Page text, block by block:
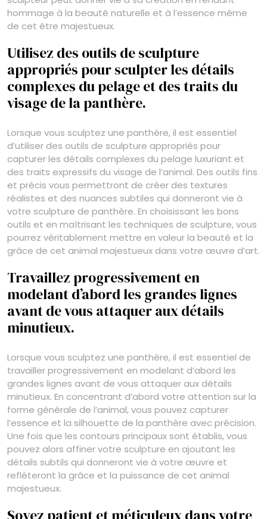
hommage à la beauté naturelle et à l’essence même
de cet être majestueux.
Utilisez des outils de sculpture
appropriés pour sculpter les détails
complexes du pelage et des traits du
visage de la panthère.
Lorsque vous sculptez une panthère, il est essentiel
d’utiliser des outils de sculpture appropriés pour
capturer les détails complexes du pelage luxuriant et
des traits expressifs du visage de l’animal. Des outils fins
et précis vous permettront de créer des textures
réalistes et des nuances subtiles qui donneront vie à
votre sculpture de panthère. En choisissant les bons
outils et en maîtrisant les techniques de sculpture, vous
pourrez véritablement mettre en valeur la beauté et la
grâce de cet animal majestueux dans votre œuvre d’art.
Travaillez progressivement en
modelant d’abord les grandes lignes
avant de vous attaquer aux détails
minutieux.
Lorsque vous sculptez une panthère, il est essentiel de
travailler progressivement en modelant d’abord les
grandes lignes avant de vous attaquer aux détails
minutieux. En concentrant d’abord votre attention sur la
forme générale de l’animal, vous pouvez capturer
l’essence et la silhouette de la panthère avec précision.
Une fois que les contours principaux sont établis, vous
pouvez alors affiner votre sculpture en ajoutant les
détails subtils qui donneront vie à votre œuvre et
refléteront la grâce et la puissance de cet animal
majestueux.